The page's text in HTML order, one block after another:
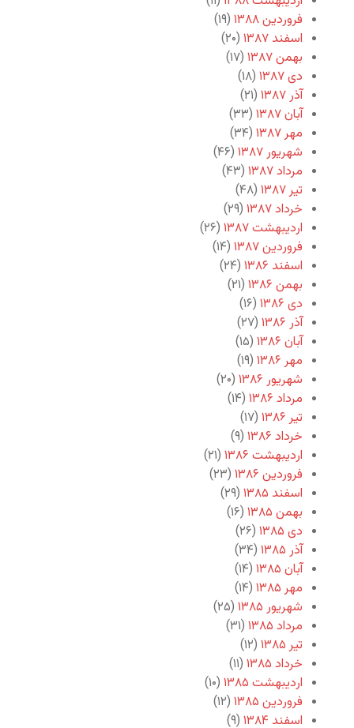
فروردین ۱۳۸۸
(۱۹)
اسفند ۱۳۸۷
(۲۰)
بهمن ۱۳۸۷
(۱۷)
دی ۱۳۸۷
(۱۸)
آذر ۱۳۸۷
(۲۱)
آبان ۱۳۸۷
(۳۳)
مهر ۱۳۸۷
(۳۴)
شهریور ۱۳۸۷
(۴۶)
مرداد ۱۳۸۷
(۴۳)
تیر ۱۳۸۷
(۴۸)
خرداد ۱۳۸۷
(۲۹)
اردیبهشت ۱۳۸۷
(۲۶)
فروردین ۱۳۸۷
(۱۴)
اسفند ۱۳۸۶
(۲۴)
بهمن ۱۳۸۶
(۲۱)
دی ۱۳۸۶
(۱۶)
آذر ۱۳۸۶
(۲۷)
آبان ۱۳۸۶
(۱۵)
مهر ۱۳۸۶
(۱۹)
شهریور ۱۳۸۶
(۲۰)
مرداد ۱۳۸۶
(۱۴)
تیر ۱۳۸۶
(۱۷)
خرداد ۱۳۸۶
(۹)
اردیبهشت ۱۳۸۶
(۲۱)
فروردین ۱۳۸۶
(۲۳)
اسفند ۱۳۸۵
(۲۹)
بهمن ۱۳۸۵
(۱۶)
دی ۱۳۸۵
(۲۶)
آذر ۱۳۸۵
(۳۴)
آبان ۱۳۸۵
(۱۴)
مهر ۱۳۸۵
(۱۴)
شهریور ۱۳۸۵
(۲۵)
مرداد ۱۳۸۵
(۳۱)
تیر ۱۳۸۵
(۱۲)
خرداد ۱۳۸۵
(۱۱)
اردیبهشت ۱۳۸۵
(۱۰)
فروردین ۱۳۸۵
(۱۲)
اسفند ۱۳۸۴
(۹)